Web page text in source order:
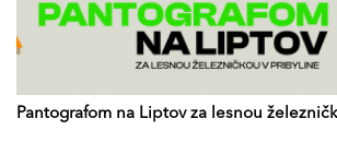
Pantografom na Liptov za lesnou